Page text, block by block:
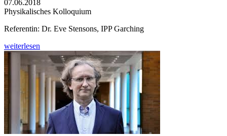
07.06.2018
Physikalisches Kolloquium
Referentin: Dr. Eve Stensons, IPP Garching
weiterlesen